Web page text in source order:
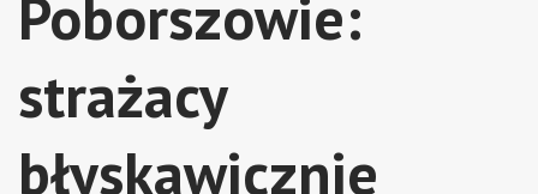
Poborszowie:
strażacy
błyskawicznie